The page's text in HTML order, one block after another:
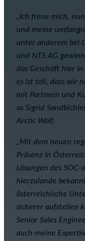
„Ich freue mich,
und meine
unter anderem bei
und NTS AG
das Geschäft hier
es ist toll, dass wir
mit Partnern und
so Sigrid
Arctic Wolf.
„Mit dem neuen
Präsenz in
Lösungen des
hierzulande
österreichische
sicherer aufstellen
Senior Sales
auch meine